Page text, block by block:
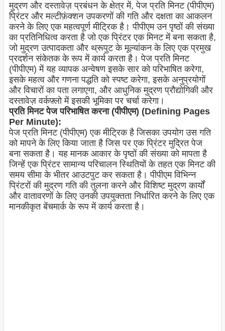
मुद्रण और दस्तावेज़ प्रबंधन के क्षेत्र में, पेज प्रति मिनट (पीपीएम)
प्रिंटर और मल्टीफ़ंक्शन उपकरणों की गति और दक्षता का आकलन
करने के लिए एक महत्वपूर्ण मीट्रिक है। पीपीएम उन पृष्ठों की संख्या
का प्रतिनिधित्व करता है जो एक प्रिंटर एक मिनट में बना सकता है,
जो मुद्रण उत्पादकता और थ्रूपुट के मूल्यांकन के लिए एक प्रमुख
प्रदर्शन संकेतक के रूप में कार्य करता है। पेज प्रति मिनट
(पीपीएम) में यह व्यापक अन्वेषण इसके सार को परिभाषित करेगा,
इसके महत्व और गणना पद्धति को स्पष्ट करेगा, इसके अनुप्रयोगों
और विचारों का पता लगाएगा, और आधुनिक मुद्रण प्रौद्योगिकी और
दस्तावेज़ वर्कफ़्लो में इसकी भूमिका पर चर्चा करेगा।
प्रति मिनट पेज परिभाषित करना (पीपीएम) (Defining Pages
Per Minute):
पेज प्रति मिनट (पीपीएम) एक मीट्रिक है जिसका उपयोग उस गति
को मापने के लिए किया जाता है जिस पर एक प्रिंटर मुद्रित पेज
बना सकता है। यह मानक आकार के पृष्ठों की संख्या को मापता है
जिन्हें एक प्रिंटर सामान्य परिचालन स्थितियों के तहत एक मिनट की
समय सीमा के भीतर आउटपुट कर सकता है। पीपीएम विभिन्न
प्रिंटरों की मुद्रण गति की तुलना करने और विशिष्ट मुद्रण कार्यों
और वातावरणों के लिए उनकी उपयुक्तता निर्धारित करने के लिए एक
मानकीकृत बेंचमार्क के रूप में कार्य करता है।